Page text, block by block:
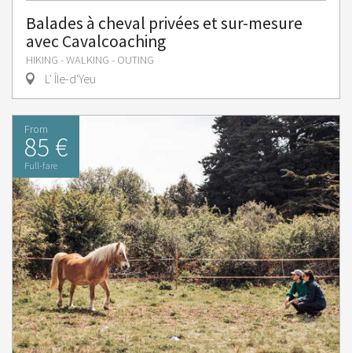
Balades à cheval privées et sur-mesure
avec Cavalcoaching
HIKING - WALKING - OUTING
L' Île-d'Yeu
From
85 €
Full-fare